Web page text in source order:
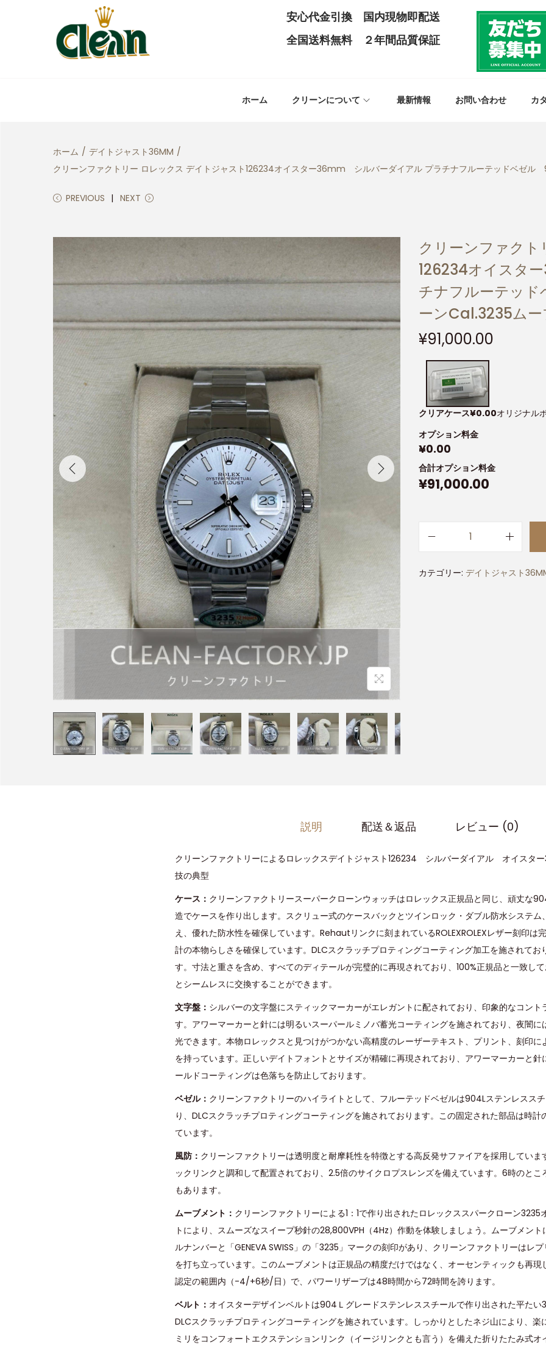
安心代金引換 国内現物即配送
全国送料無料 ２年間品質保証
ホーム クリーンについて 最新情報 お問い合わせ カ
ホーム / デイトジャスト36MM /
クリーンファクトリー ロレックス デイトジャスト126234オイスター36mm シルバーダイアル プラチナフルーテッドベゼ
PREVIOUS NEXT
クリーンファク
126234オイスタ
チナフルーテッ
ーンCal.3235ム
¥91,000.00
クリアケース¥0.00オリジナル
オプション料金
¥0.00
合計オプション料金
¥91,000.00
カテゴリー: デイトジャスト
説明 配送＆返品 レビュー (0)
クリーンファクトリーによるロレックスデイトジャスト126234 シルバーダイアル オイスタ
技の典型
ケース： クリーンファクトリースーパークローンウォッチはロレックス正規品と同じ、頑丈な
造でケースを作り出します。スクリュー式のケースバックとツインロック・ダブル防水システ
え、優れた防水性を確保しています。Rehautリンクに刻まれているROLEXROLEXレザー刻印は
計の本物らしさを確保しています。DLCスクラッチプロティングコーティング加工を施されてお
す。寸法と重さを含め、すべてのディテールが完璧的に再現されており、100%正規品と一致し
とシームレスに交換することができます。
文字盤： シルバーの文字盤にスティックマーカーがエレガントに配されており、印象的なコン
す。アワーマーカーと針には明るいスーパールミノバ蓄光コーティングを施されており、夜闇
光できます。本物ロレックスと見つけがつかない高精度のレーザーテキスト、プリント、刻印
を持っています。正しいデイトフォントとサイズが精確に再現されており、アワーマーカーと針
ールドコーティングは色落ちを防止しております。
ベゼル： クリーンファクトリーのハイライトとして、フルーテッドベゼルは904Lステンレスス
り、DLCスクラッチプロティングコーティングを施されております。この固定された部品は時
ています。
風防： クリーンファクトリーは透明度と耐摩耗性を特徴とする高反発サファイアを採用してい
ックリンクと調和して配置されており、2.5倍のサイクロプスレンズを備えています。6時のと
もあります。
ムーブメント： クリーンファクトリーによる1：1で作り出されたロレックススパークローン
トにより、スムーズなスイープ秒針の28,800VPH（4Hz）作動を体験しましょう。ムーブメン
ルナンバーと「GENEVA SWISS」の「3235」マークの刻印があり、クリーンファクトリーはレ
を打ち立っています。このムーブメントは正規品の精度だけではなく、オーセンティックも再
認定の範囲内（-4/+6秒/日）で、パワーリザーブは48時間から72時間を誇ります。
ベルト： オイスターデザインベルトは904Ｌグレードステンレススチールで作り出された平たい
DLCスクラッチプロティングコーティングを施されています。しっかりとしたネジ山により、楽
ミリをコンフォートエクステンションリンク（イージリンクとも言う）を備えた折りたたみ式